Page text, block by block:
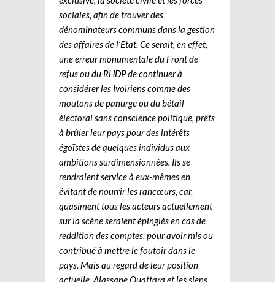
sociales, afin de trouver des
dénominateurs communs dans la gestion
des affaires de l’Etat. Ce serait, en effet,
une erreur monumentale du Front de
refus ou du RHDP de continuer à
considérer les Ivoiriens comme des
moutons de panurge ou du bétail
électoral sans conscience politique, prêts
à brûler leur pays pour des intérêts
égoïstes de quelques individus aux
ambitions surdimensionnées. Ils se
rendraient service à eux-mêmes en
évitant de nourrir les rancœurs, car,
quasiment tous les acteurs actuellement
sur la scène seraient épinglés en cas de
reddition des comptes, pour avoir mis ou
contribué à mettre le foutoir dans le
pays. Mais au regard de leur position
actuelle, Alassane Ouattara et les siens